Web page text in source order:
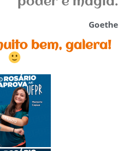
Goethe
bem, galera!